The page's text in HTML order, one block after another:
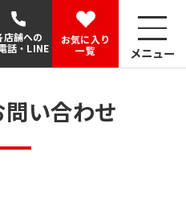
店舗への
話・LINE
お気に入り
一覧
メニュー
い合わせ